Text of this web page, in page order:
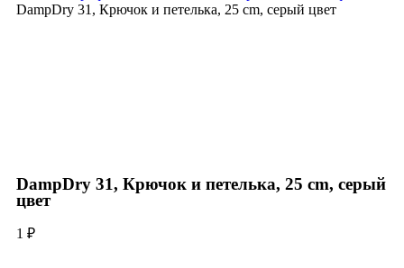
DampDry 31, Крючок и петелька, 25 cm, серый цвет
DampDry 31, Крючок и петелька, 25 cm, серый
цвет
1 ₽